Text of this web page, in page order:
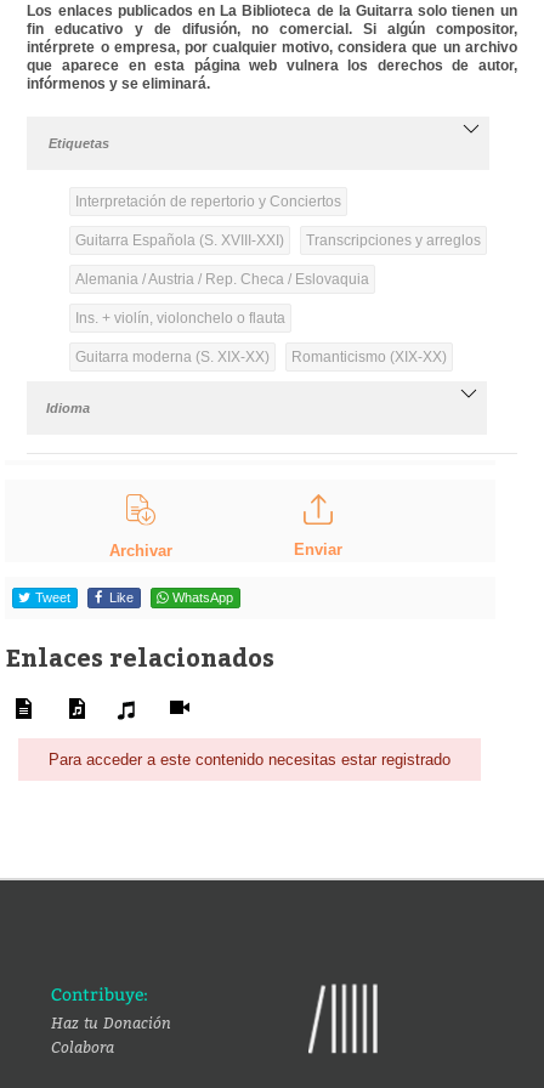
Los enlaces publicados en La Biblioteca de la Guitarra solo tienen un
fin educativo y de difusión, no comercial. Si algún compositor,
intérprete o empresa, por cualquier motivo, considera que un archivo
que aparece en esta página web vulnera los derechos de autor,
infórmenos y se eliminará.
Etiquetas
Interpretación de repertorio y Conciertos
Guitarra Española (S. XVIII-XXI) Transcripciones y arreglos
Alemania / Austria / Rep. Checa / Eslovaquia
Ins. + violín, violonchelo o flauta
Guitarra moderna (S. XIX-XX) Romanticismo (XIX-XX)
Idioma
Archivar Enviar
Tweet Like WhatsApp
Enlaces relacionados
Para acceder a este contenido necesitas estar registrado
Contribuye:
Haz tu Donación
Colabora